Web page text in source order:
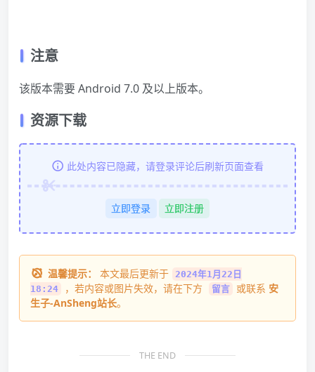
注意
该版本需要 Android 7.0 及以上版本。
资源下载
此处内容已隐藏，请登录评论后刷新页面查看
立即登录 立即注册
温馨提示： 本文最后更新于
2024年1月22日
18:24
，若内容或图片失效，请在下方 留言 或联系 安
生子-AnSheng站长。
THE END